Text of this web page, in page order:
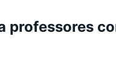
professores